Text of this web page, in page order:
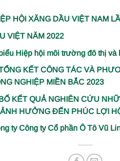
HỘI XĂNG DẦU VIỆT NAM
VIỆT NĂM 2022
Hiệp hội môi trường đô thị và
KẾT CÔNG TÁC VÀ
NGHIỆP MIỀN BẮC 2023
KẾT QUẢ NGHIÊN CỨU
HƯỞNG ĐẾN PHÚC LỢI
ty Công ty Cổ phần Ô Tô Vũ